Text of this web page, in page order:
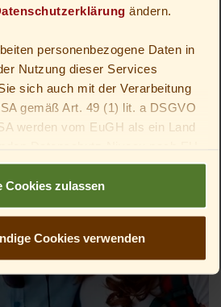
ändern.
personenbezogene Daten in
Nutzung dieser Services
sich auch mit der Verarbeitung
gemäß Art. 49 (1) lit. a DSGVO
werden vom EuGH als ein Land
Insbesondere besteht das Risiko,
Behörden zu Kontroll- und
verarbeitet werden – unter
alt? Dann kannst du nicht in
Du kannst deine Eltern
bitten, mit dir in diese
Cookies zulassen
Cookies verwenden